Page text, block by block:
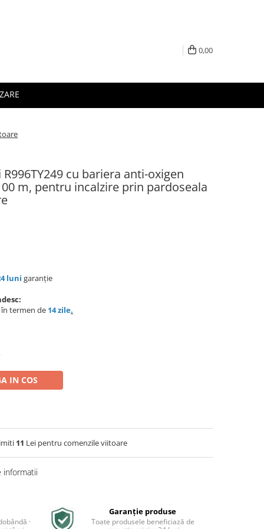
0,00
cu bariera anti-oxigen
m, pentru incalzire prin pardoseala
luni garanție
termen de 14 zile.
IN COS
11 Lei pentru comenzile viitoare
informatii
·
Garanție produse
Toate produsele beneficiază de